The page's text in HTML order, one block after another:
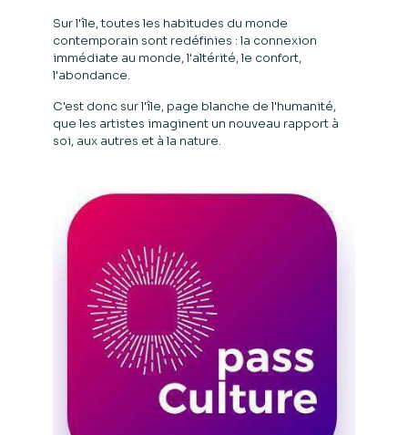
Sur l'île, toutes les habitudes du monde
contemporain sont redéfinies : la connexion
immédiate au monde, l'altérité, le confort,
l'abondance.
C'est donc sur l'île, page blanche de l'humanité,
que les artistes imaginent un nouveau rapport à
soi, aux autres et à la nature.